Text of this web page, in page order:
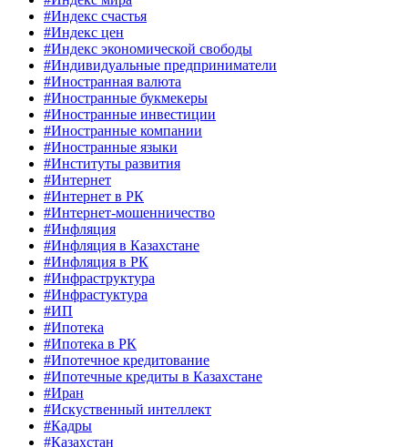
#Индекс счастья
#Индекс цен
#Индекс экономической свободы
#Индивидуальные предприниматели
#Иностранная валюта
#Иностранные букмекеры
#Иностранные инвестиции
#Иностранные компании
#Иностранные языки
#Институты развития
#Интернет
#Интернет в РК
#Интернет-мошенничество
#Инфляция
#Инфляция в Казахстане
#Инфляция в РК
#Инфраструктура
#Инфрастуктура
#ИП
#Ипотека
#Ипотека в РК
#Ипотечное кредитование
#Ипотечные кредиты в Казахстане
#Иран
#Искуственный интеллект
#Кадры
#Казахстан